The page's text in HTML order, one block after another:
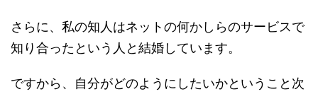
さらに、私の知人はネットの何かしらのサービスで
知り合ったという人と結婚しています。
ですから、自分がどのようにしたいかということ次